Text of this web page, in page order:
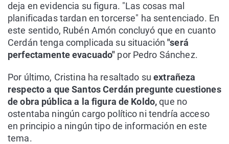
deja en evidencia su figura. "Las cosas mal
planificadas tardan en torcerse" ha sentenciado. En
este sentido, Rubén Amón concluyó que en cuanto
Cerdán tenga complicada su situación"será
perfectamente evacuado" por Pedro Sánchez.
Por último, Cristina ha resaltado suextrañeza
respecto a que Santos Cerdán pregunte cuestiones
de obra pública a la figura de Koldo,que no
ostentaba ningún cargo político ni tendría acceso
en principio a ningún tipo de información en este
tema.